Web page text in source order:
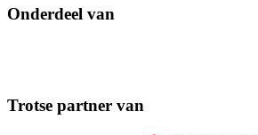
Onderdeel van
Trotse partner van